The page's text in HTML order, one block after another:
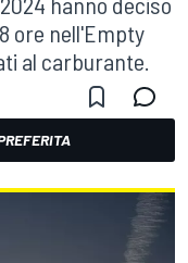
ore nell'Empty
al carburante.